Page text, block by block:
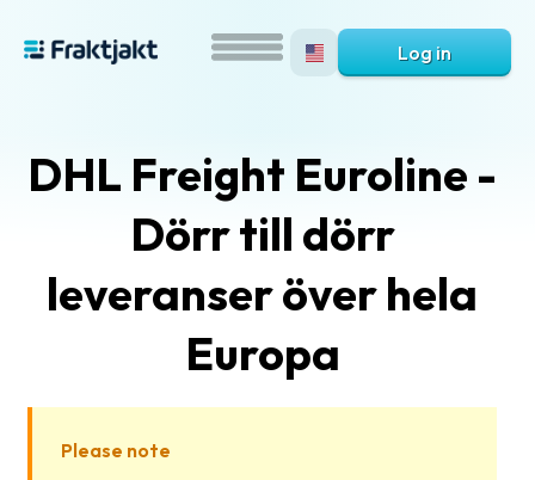
Help?
Log in
DHL Freight Euroline -
Dörr till dörr
leveranser över hela
Europa
Please note